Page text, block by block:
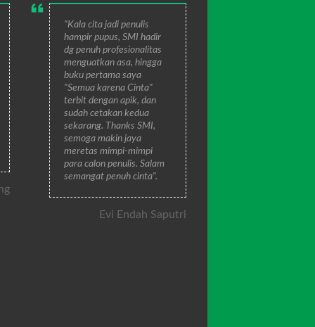
"Kala cita jadi penulis
hampir pupus, SMI hadir
dg penuh profesionalitas
menguatkan asa, hingga
buku pertama saya
"Semua karena Cinta"
terbit dengan apik, dan
sudah cetakan kedua
sekarang. Thanks SMI,
semoga makin jaya
meretas mimpi-mimpi
para calon penulis. Salam
semangat penuh cinta".
Evi Endah Saputri